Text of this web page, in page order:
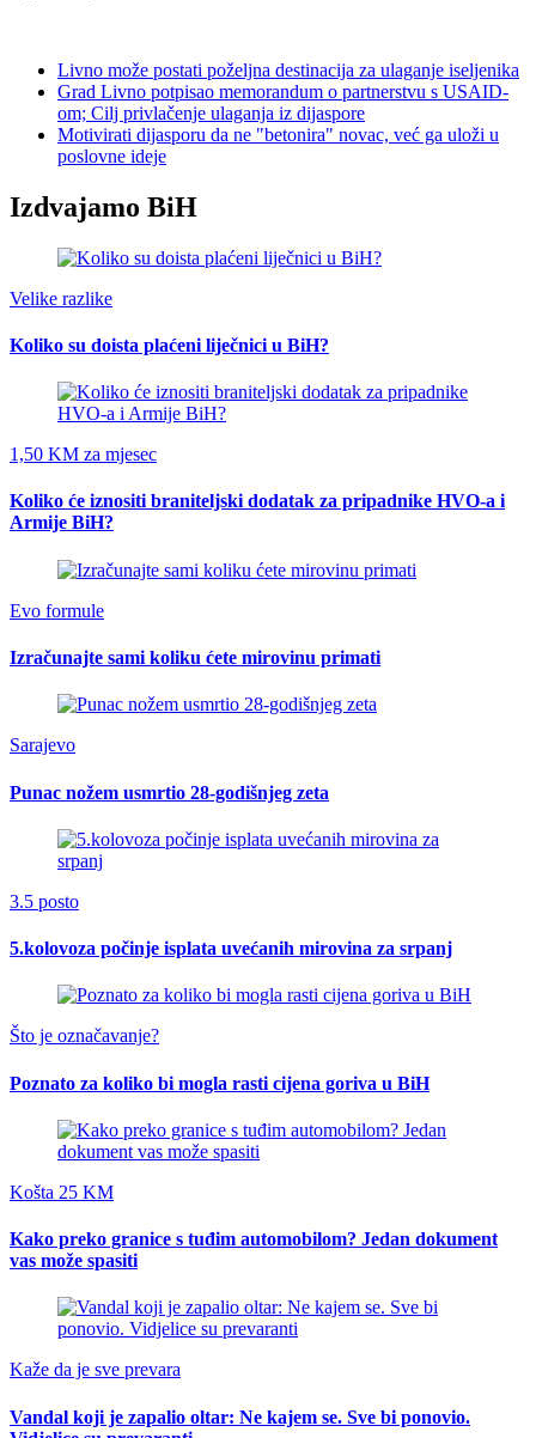
Livno može postati poželjna destinacija za ulaganje iseljenika
Grad Livno potpisao memorandum o partnerstvu s USAID-
om; Cilj privlačenje ulaganja iz dijaspore
Motivirati dijasporu da ne "betonira" novac, već ga uloži u
poslovne ideje
Izdvajamo BiH
Velike razlike
Koliko su doista plaćeni liječnici u BiH?
1,50 KM za mjesec
Koliko će iznositi braniteljski dodatak za pripadnike HVO-a i
Armije BiH?
Evo formule
Izračunajte sami koliku ćete mirovinu primati
Sarajevo
Punac nožem usmrtio 28-godišnjeg zeta
3.5 posto
5.kolovoza počinje isplata uvećanih mirovina za srpanj
Što je označavanje?
Poznato za koliko bi mogla rasti cijena goriva u BiH
Košta 25 KM
Kako preko granice s tuđim automobilom? Jedan dokument
vas može spasiti
Kaže da je sve prevara
Vandal koji je zapalio oltar: Ne kajem se. Sve bi ponovio.